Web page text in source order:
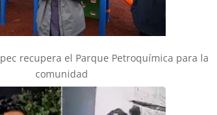
recupera el Parque Petroquímica para la
comunidad